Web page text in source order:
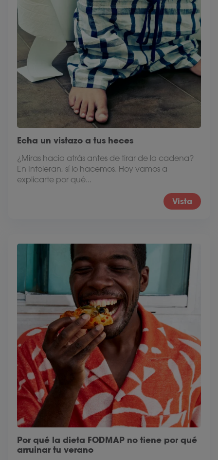
Echa un vistazo a tus heces
¿Miras hacia atrás antes de tirar de la cadena?
En Intoleran, sí lo hacemos. Hoy vamos a
explicarte por qué...
Vista
Por qué la dieta FODMAP no tiene por qué
arruinar tu verano